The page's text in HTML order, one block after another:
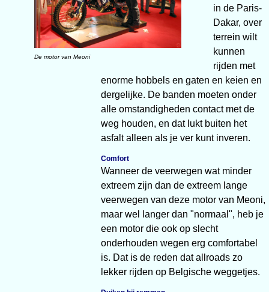
De motor van Meoni
in de Paris-
Dakar, over
terrein wilt
kunnen
rijden met
enorme hobbels en gaten en keien en
dergelijke. De banden moeten onder
alle omstandigheden contact met de
weg houden, en dat lukt buiten het
asfalt alleen als je ver kunt inveren.
Comfort
Wanneer de veerwegen wat minder
extreem zijn dan de extreem lange
veerwegen van deze motor van Meoni,
maar wel langer dan "normaal", heb je
een motor die ook op slecht
onderhouden wegen erg comfortabel
is. Dat is de reden dat allroads zo
lekker rijden op Belgische weggetjes.